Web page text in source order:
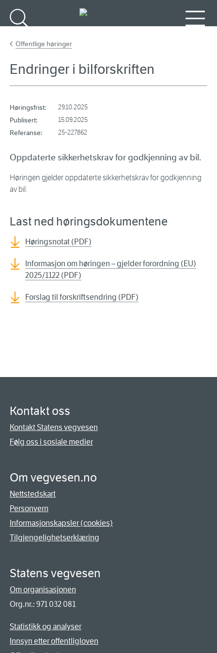
Offentlige høringer
Endringer i bilforskriften
Høringsfrist: 29.10.2025
Publisert: 15.09.2025
Referanse: 25-227862
Oppdaterte sikkerhetskrav for godkjenning av bil.
Høringen gjelder oppdaterte sikkerhetskrav for godkjenning
av bil.
Last ned høringsdokumentene
Høringsnotat (PDF)
Informasjon om høringen – gjelder forordning (EU)
2025/1122 (PDF)
Forslag til forskriftsendring (PDF)
Kontakt oss
Kontakt Statens vegvesen
Følg oss i sosiale medier
Om vegvesen.no
Nettstedskart
Personvern
Informasjonskapsler (cookies)
Tilgjengelighetserklæring
Statens vegvesen
Om organisasjonen
Org.nr.: 971 032 081
Statistikk og analyser
Innsyn etter offentligloven